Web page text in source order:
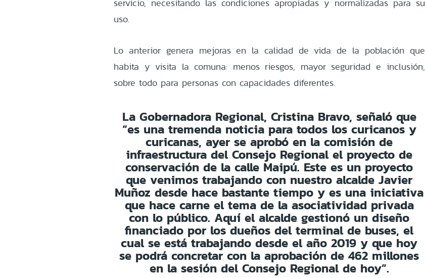
servicio, necesitando las condiciones apropiadas y normalizadas para su
uso.
Lo anterior genera mejoras en la calidad de vida de la población que
habita y visita la comuna: menos riesgos, mayor seguridad e inclusión,
sobre todo para personas con capacidades diferentes.
La Gobernadora Regional, Cristina Bravo, señaló que
“es una tremenda noticia para todos los curicanos y
curicanas, ayer se aprobó en la comisión de
infraestructura del Consejo Regional el proyecto de
conservación de la calle Maipú. Este es un proyecto
que venimos trabajando con nuestro alcalde Javier
Muñoz desde hace bastante tiempo y es una iniciativa
que hace carne el tema de la asociatividad privada
con lo público. Aquí el alcalde gestionó un diseño
financiado por los dueños del terminal de buses, el
cual se está trabajando desde el año 2019 y que hoy
se podrá concretar con la aprobación de 462 millones
en la sesión del Consejo Regional de hoy”.